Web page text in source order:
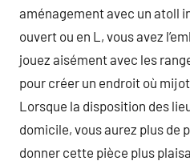
aménagement avec un atoll
ouvert ou en L, vous avez
jouez aisément avec les
pour créer un endroit où
Lorsque la disposition des
domicile, vous aurez plus de
donner cette pièce plus